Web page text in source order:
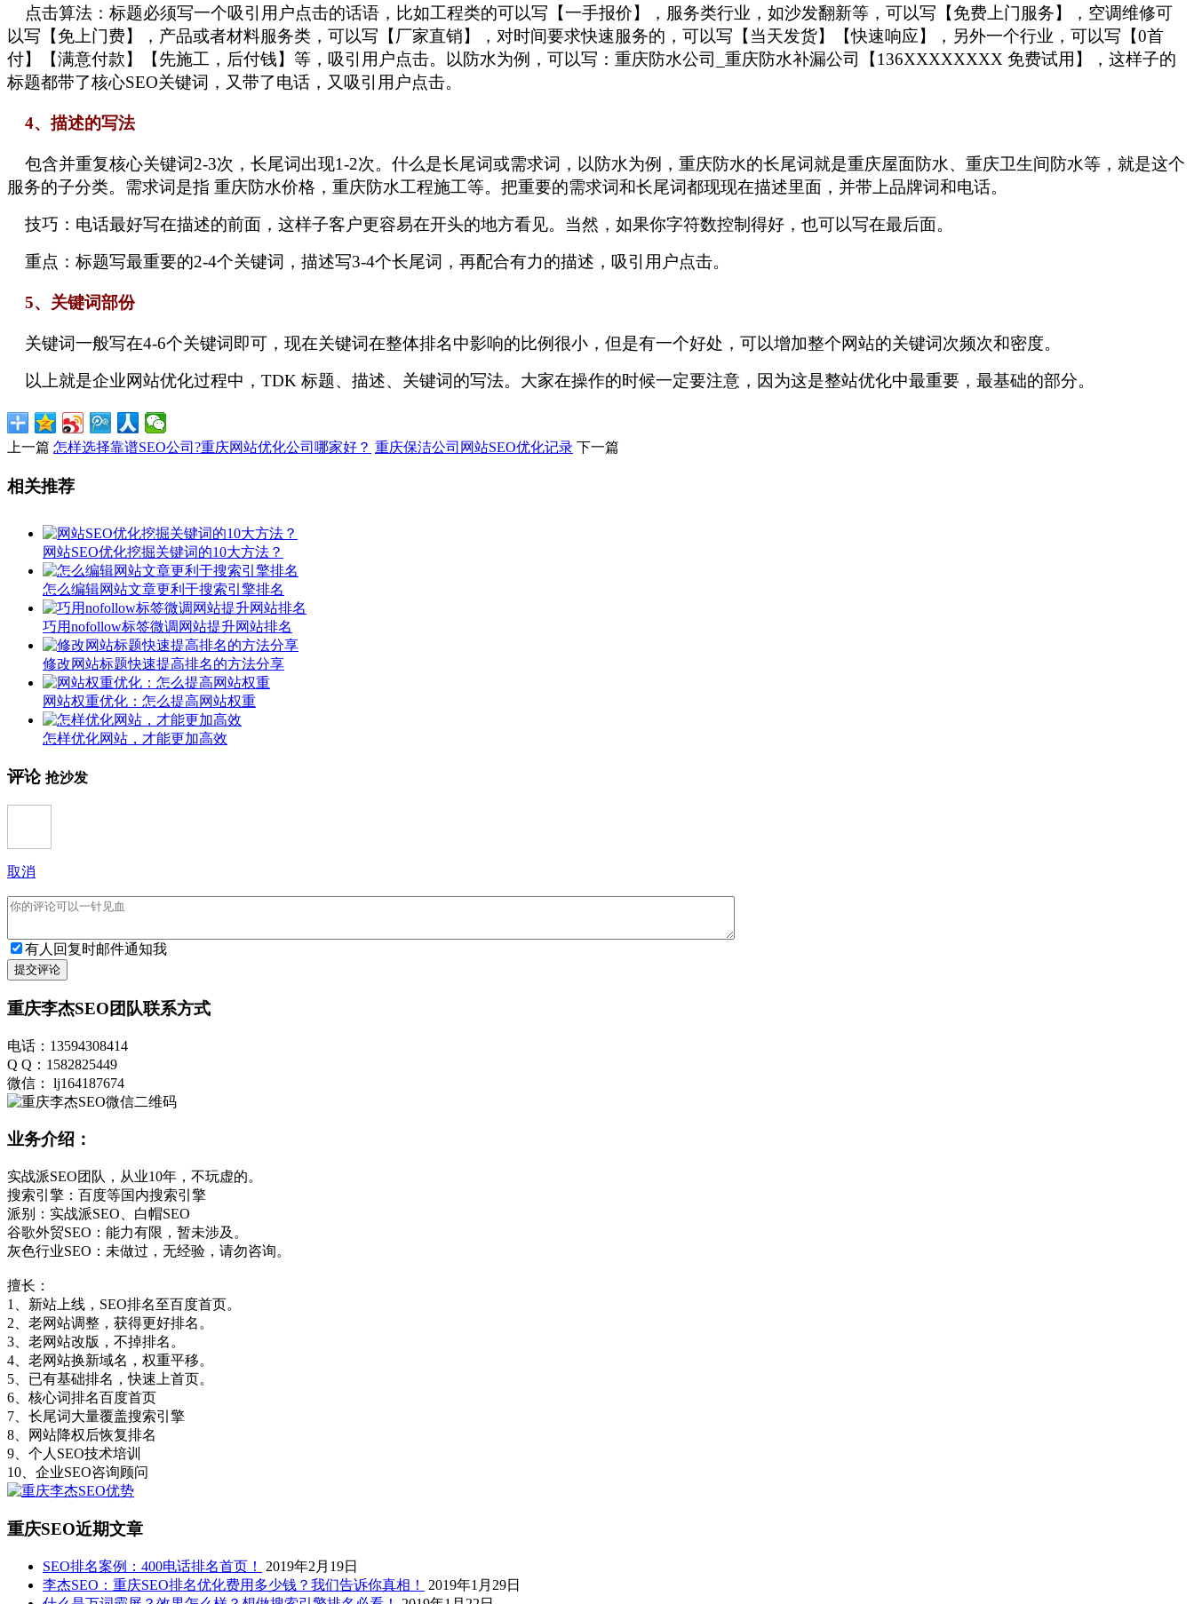
点击算法：标题必须写一个吸引用户点击的话语，比如工程类的可以写【一手报价】，服务类行业，如沙发翻新等，可以写【免费上门服务】，空调维修可
以写【免上门费】，产品或者材料服务类，可以写【厂家直销】，对时间要求快速服务的，可以写【当天发货】【快速响应】，另外一个行业，可以写【0首
付】【满意付款】【先施工，后付钱】等，吸引用户点击。以防水为例，可以写：重庆防水公司_重庆防水补漏公司【136XXXXXXXX 免费试用】，这样子的
标题都带了核心SEO关键词，又带了电话，又吸引用户点击。
4、描述的写法
包含并重复核心关键词2-3次，长尾词出现1-2次。什么是长尾词或需求词，以防水为例，重庆防水的长尾词就是重庆屋面防水、重庆卫生间防水等，就是这个
服务的子分类。需求词是指 重庆防水价格，重庆防水工程施工等。把重要的需求词和长尾词都现现在描述里面，并带上品牌词和电话。
技巧：电话最好写在描述的前面，这样子客户更容易在开头的地方看见。当然，如果你字符数控制得好，也可以写在最后面。
重点：标题写最重要的2-4个关键词，描述写3-4个长尾词，再配合有力的描述，吸引用户点击。
5、关键词部份
关键词一般写在4-6个关键词即可，现在关键词在整体排名中影响的比例很小，但是有一个好处，可以增加整个网站的关键词次频次和密度。
以上就是企业网站优化过程中，TDK 标题、描述、关键词的写法。大家在操作的时候一定要注意，因为这是整站优化中最重要，最基础的部分。
上一篇 怎样选择靠谱SEO公司?重庆网站优化公司哪家好？ 重庆保洁公司网站SEO优化记录 下一篇
相关推荐
网站SEO优化挖掘关键词的10大方法？
怎么编辑网站文章更利于搜索引擎排名
巧用nofollow标签微调网站提升网站排名
修改网站标题快速提高排名的方法分享
网站权重优化：怎么提高网站权重
怎样优化网站，才能更加高效
评论 抢沙发
取消
有人回复时邮件通知我
提交评论
重庆李杰SEO团队联系方式
电话：13594308414
Q Q：1582825449
微信： lj164187674
业务介绍：
实战派SEO团队，从业10年，不玩虚的。
搜索引擎：百度等国内搜索引擎
派别：实战派SEO、白帽SEO
谷歌外贸SEO：能力有限，暂未涉及。
灰色行业SEO：未做过，无经验，请勿咨询。
擅长：
1、新站上线，SEO排名至百度首页。
2、老网站调整，获得更好排名。
3、老网站改版，不掉排名。
4、老网站换新域名，权重平移。
5、已有基础排名，快速上首页。
6、核心词排名百度首页
7、长尾词大量覆盖搜索引擎
8、网站降权后恢复排名
9、个人SEO技术培训
10、企业SEO咨询顾问
重庆SEO近期文章
SEO排名案例：400电话排名首页！
2019年2月19日
李杰SEO：重庆SEO排名优化费用多少钱？我们告诉你真相！
2019年1月29日